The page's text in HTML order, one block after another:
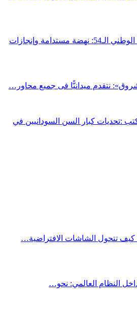
سلطنة عُمان تحتفل بعيدها الوطني الـ54: نهضة مستدامة وإنجازات
نتقدم ميدانيًّا فى جميع محاور…
:تحديات كبار السن السودانيين في
كيف تتحول الشاشات الافتراضية…
النظام العالمي: نحو…